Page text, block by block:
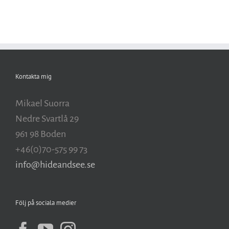
Kontakta mig
Mikael Suorra
Nedre Svartlå 29
961 98 Boden
+46(0)70-575 99 73
info@hideandsee.se
Följ på sociala medier